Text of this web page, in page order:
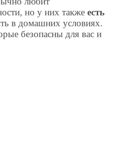
но у них такжеесть
в домашних условиях.
безопасны для вас и